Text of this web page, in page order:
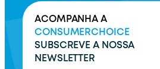
ACOMPANHA A
CONSUMERCHOICE
SUBSCREVE A NOSSA
NEWSLETTER